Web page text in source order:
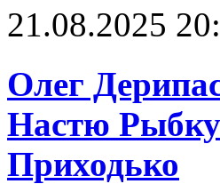
21.08.2025
Олег
Настю Рыбку
Приходько